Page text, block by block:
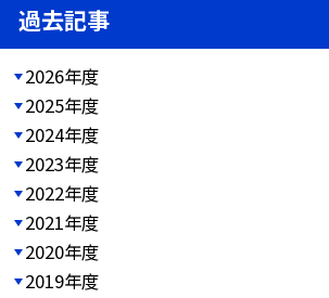
過去記事
2026年度
2025年度
2024年度
2023年度
2022年度
2021年度
2020年度
2019年度